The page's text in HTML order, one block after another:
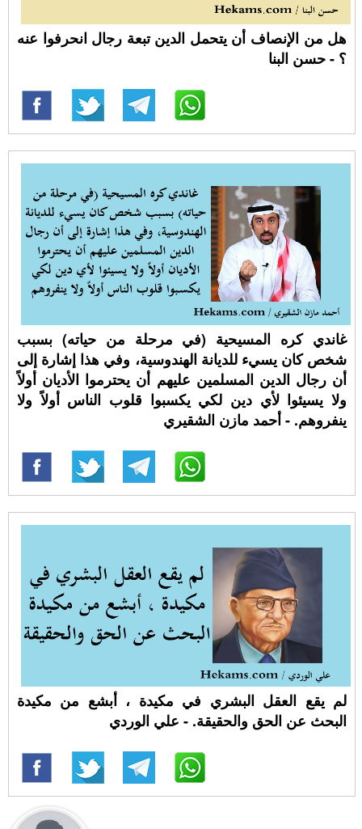
هل من الإنصاف أن يتحمل الدين تبعة رجال انحرفوا عنه
؟ - حسن البنا
غاندي كره المسيحية (في مرحلة من حياته) بسبب
شخص كان يسيء للديانة الهندوسية، وفي هذا إشارة إلى
أن رجال الدين المسلمين عليهم أن يحترموا الأديان أولاً
ولا يسيئوا لأي دين لكي يكسبوا قلوب الناس أولاً ولا
ينفروهم. - أحمد مازن الشقيري
لم يقع العقل البشري في مكيدة ، أبشع من مكيدة
البحث عن الحق والحقيقة. - علي الوردي